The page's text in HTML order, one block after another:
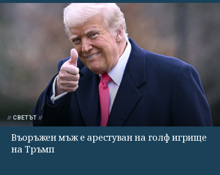
СВЕТЪТ
Въоръжен мъж е арестуван на голф игрище
на Тръмп